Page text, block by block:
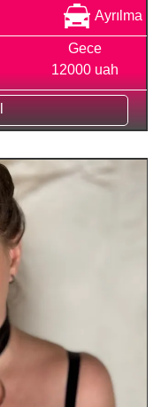
Ayrılma
Gece
12000 uah